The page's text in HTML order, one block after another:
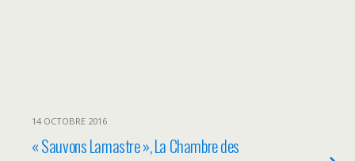
14 OCTOBRE 2016
« Sauvons Lamastre », La Chambre des